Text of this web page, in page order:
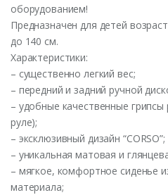
оборудованием!
Предназначен для детей
до 140 см.
Характеристики:
– существенно легкий вес;
– передний и задний ручной
– удобные качественные грипсы
руле);
– эксклюзивный дизайн “CORSO”;
– уникальная матовая и
– мягкое, комфортное сиденье
материала;